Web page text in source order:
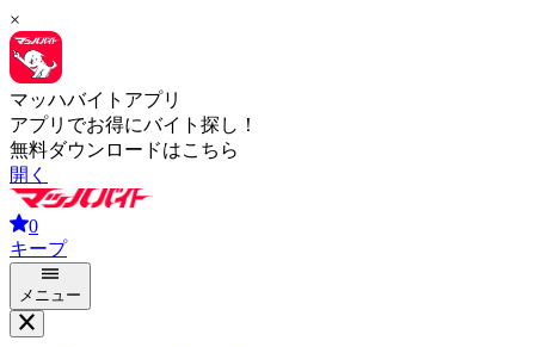
×
マッハバイトアプリ
アプリでお得にバイト探し！
無料ダウンロードはこちら
開く
0
キープ
メニュー